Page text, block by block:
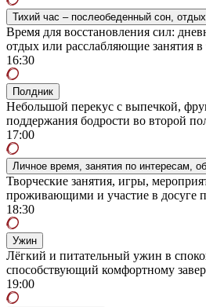
Тихий час – послеобеденный сон, отдых
Время для восстановления сил:
отдых или расслабляющие занятия
16:30
Полдник
Небольшой перекус с выпечкой,
поддержания бодрости во второй
17:00
Личное время, занятия по интересам,
Творческие занятия, игры,
проживающими и участие в досуге
18:30
Ужин
Лёгкий и питательный ужин в
способствующий комфортному
19:00